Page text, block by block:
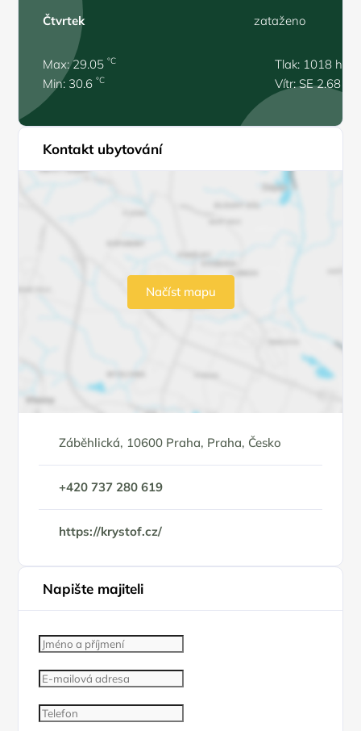
Čtvrtek zataženo
Max: 29.05°C
Min: 30.6°C
Tlak: 1018 hPa
Vítr: SE 2.68 m/
Kontakt ubytování
Načíst mapu
Záběhlická, 10600 Praha, Praha, Česko
+420 737 280 619
https://krystof.cz/
Napište majiteli